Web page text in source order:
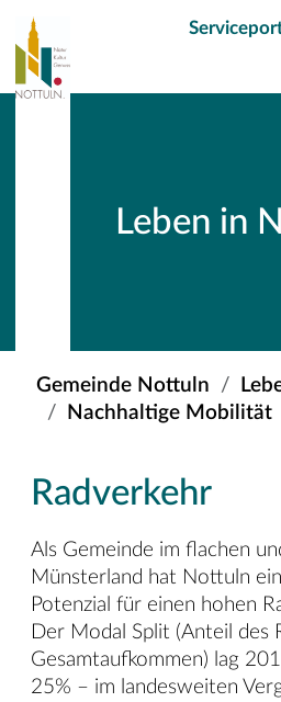
Leben in
Gemeinde Nottuln
Nachhaltige Mobilität
Radverkehr
Als Gemeinde im flachen
Münsterland hat Nottuln
Potenzial für einen hohen
Der Modal Split (Anteil des
Gesamtaufkommen) lag
25% – im landesweiten